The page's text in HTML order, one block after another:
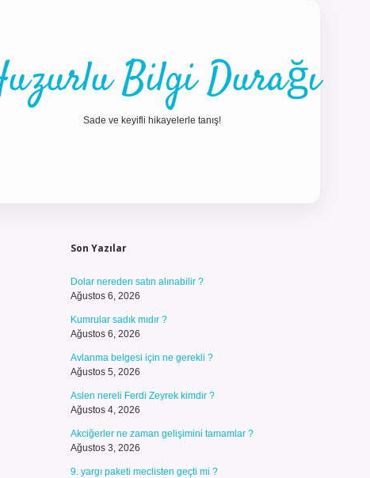
Bilgi Durağı
Sade ve keyifli hikayelerle tanış!
Son Yazılar
Dolar nereden satın alınabilir ?
Ağustos 6, 2026
Kumrular sadık mıdır ?
Ağustos 6, 2026
Avlanma belgesi için ne gerekli ?
Ağustos 5, 2026
Aslen nereli Ferdi Zeyrek kimdir ?
Ağustos 4, 2026
Akciğerler ne zaman gelişimini tamamlar ?
Ağustos 3, 2026
9. yargı paketi meclisten geçti mi ?